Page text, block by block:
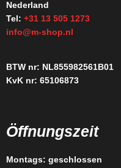
Nederland
Tel: +31 13 505 1273
info@m-shop.nl
BTW nr: NL855982561B01
KvK nr: 65106873
Öffnungszeit
Montags: geschlossen